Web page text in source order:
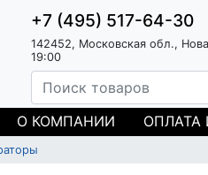
+7 (495) 517-64-30
142452, Московская обл.,
19:00
О КОМПАНИИ ОПЛАТА